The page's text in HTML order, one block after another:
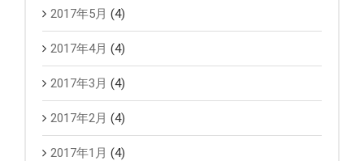
2017年5月 (4)
2017年4月 (4)
2017年3月 (4)
2017年2月 (4)
2017年1月 (4)